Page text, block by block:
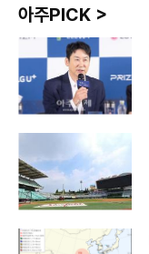
아주PICK >